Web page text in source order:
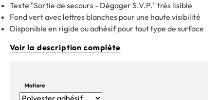
Texte "Sortie de secours - Dégager S.V.P." très lisible
Fond vert avec lettres blanches pour une haute visibilité
Disponible en rigide ou adhésif pour tout type de surface
Voir la description complète
Matiere